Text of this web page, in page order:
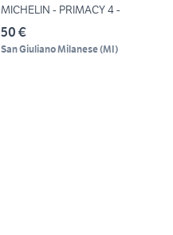
MICHELIN - PRIMACY 4 -
50 €
San Giuliano Milanese(MI)